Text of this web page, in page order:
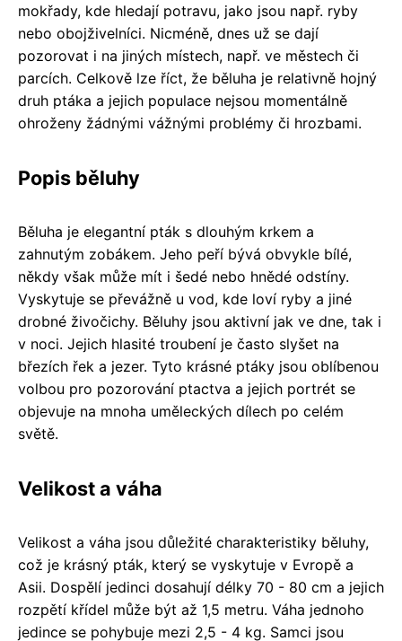
mokřady, kde hledají potravu, jako jsou např. ryby
nebo obojživelníci. Nicméně, dnes už se dají
pozorovat i na jiných místech, např. ve městech či
parcích. Celkově lze říct, že běluha je relativně hojný
druh ptáka a jejich populace nejsou momentálně
ohroženy žádnými vážnými problémy či hrozbami.
Popis běluhy
Běluha je elegantní pták s dlouhým krkem a
zahnutým zobákem. Jeho peří bývá obvykle bílé,
někdy však může mít i šedé nebo hnědé odstíny.
Vyskytuje se převážně u vod, kde loví ryby a jiné
drobné živočichy. Běluhy jsou aktivní jak ve dne, tak i
v noci. Jejich hlasité troubení je často slyšet na
březích řek a jezer. Tyto krásné ptáky jsou oblíbenou
volbou pro pozorování ptactva a jejich portrét se
objevuje na mnoha uměleckých dílech po celém
světě.
Velikost a váha
Velikost a váha jsou důležité charakteristiky běluhy,
což je krásný pták, který se vyskytuje v Evropě a
Asii. Dospělí jedinci dosahují délky 70 - 80 cm a jejich
rozpětí křídel může být až 1,5 metru. Váha jednoho
jedince se pohybuje mezi 2,5 - 4 kg. Samci jsou